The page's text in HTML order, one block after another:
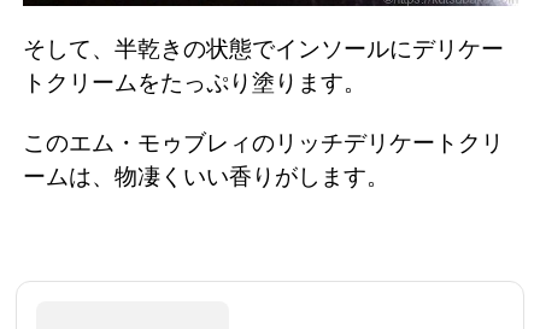
そして、半乾きの状態でインソールにデリケー
トクリームをたっぷり塗ります。
このエム・モゥブレィのリッチデリケートクリ
ームは、物凄くいい香りがします。